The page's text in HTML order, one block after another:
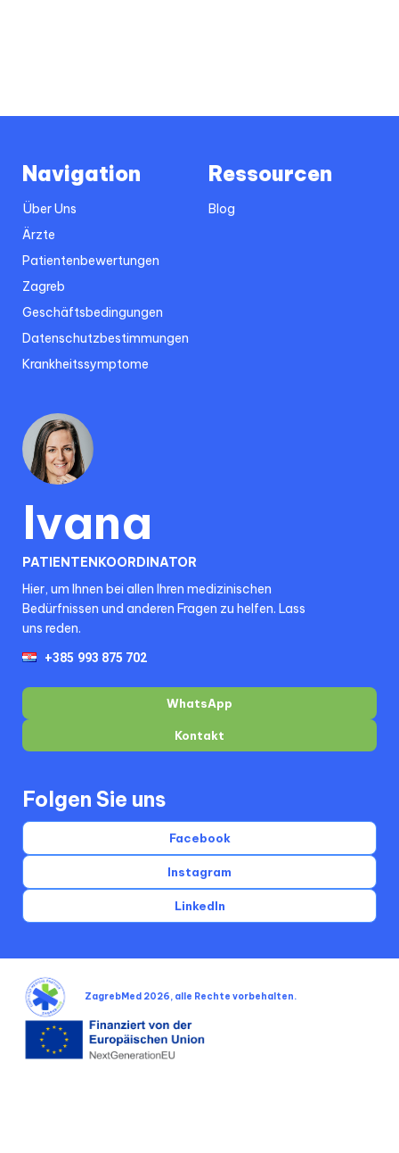
Navigation
Über Uns
Ärzte
Patientenbewertungen
Zagreb
Geschäftsbedingungen
Datenschutzbestimmungen
Krankheitssymptome
Ressourcen
Blog
Ivana
PATIENTENKOORDINATOR
Hier, um Ihnen bei allen Ihren medizinischen
Bedürfnissen und anderen Fragen zu helfen. Lass
uns reden.
Kontakt
WhatsApp
Folgen Sie uns
Facebook
Instagram
LinkedIn
ZagrebMed 2026, alle Rechte vorbehalten.